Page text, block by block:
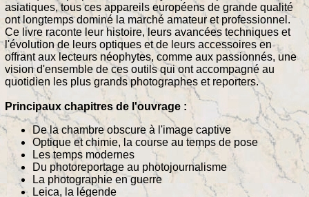
asiatiques, tous ces appareils européens de grande qualité
ont longtemps dominé la marché amateur et professionnel.
Ce livre raconte leur histoire, leurs avancées techniques et
l'évolution de leurs optiques et de leurs accessoires en
offrant aux lecteurs néophytes, comme aux passionnés, une
vision d'ensemble de ces outils qui ont accompagné au
quotidien les plus grands photographes et reporters.
Principaux chapitres de l'ouvrage :
De la chambre obscure à l'image captive
Optique et chimie, la course au temps de pose
Les temps modernes
Du photoreportage au photojournalisme
La photographie en guerre
Leica, la légende